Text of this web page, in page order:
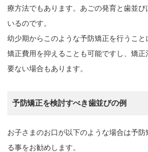
療方法でもあります。あごの発育と歯並び
いるのです。
幼少期からこのような予防矯正を行うこ
矯正費用を抑えることも可能ですし、矯
要ない場合もあります。
予防矯正を検討すべき歯並びの例
お子さまのお口が以下のような場合は予防
る事をお勧めします。